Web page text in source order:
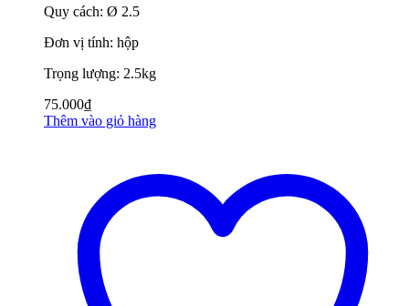
Quy cách: Ø 2.5
Đơn vị tính: hộp
Trọng lượng: 2.5kg
75.000₫
Thêm vào giỏ hàng